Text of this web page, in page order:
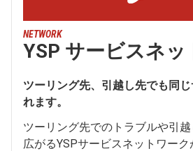
NETWORK
YSP サービスネッ
ツーリング先、引越し先でも同
れます。
ツーリング先でのトラブルや引
広がるYSPサービスネットワーク